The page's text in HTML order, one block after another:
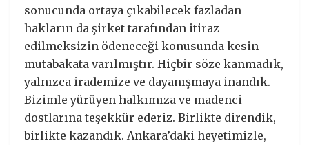
sonucunda ortaya çıkabilecek fazladan
hakların da şirket tarafından itiraz
edilmeksizin ödeneceği konusunda kesin
mutabakata varılmıştır. Hiçbir söze kanmadık,
yalnızca irademize ve dayanışmaya inandık.
Bizimle yürüyen halkımıza ve madenci
dostlarına teşekkür ederiz. Birlikte direndik,
birlikte kazandık. Ankara’daki heyetimizle,